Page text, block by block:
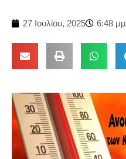
27 Ιουλίου, 2025 6:48 μμ